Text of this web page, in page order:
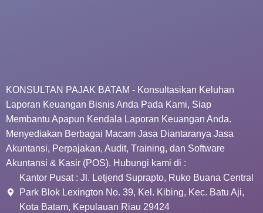
KONSULTAN PAJAK BATAM - Konsultasikan Keluhan
Laporan Keuangan Bisnis Anda Pada Kami, Siap
Membantu Apapun Kendala Laporan Keuangan Anda.
Menyediakan Berbagai Macam Jasa Diantaranya Jasa
Akuntansi, Perpajakan, Audit, Training, dan Software
Akuntansi & Kasir (POS). Hubungi kami di :
Kantor Pusat : Jl. Letjend Suprapto, Ruko Buana Central
Park Blok Lexington No. 39, Kel. Kibing, Kec. Batu Aji,
Kota Batam, Kepulauan Riau 29424